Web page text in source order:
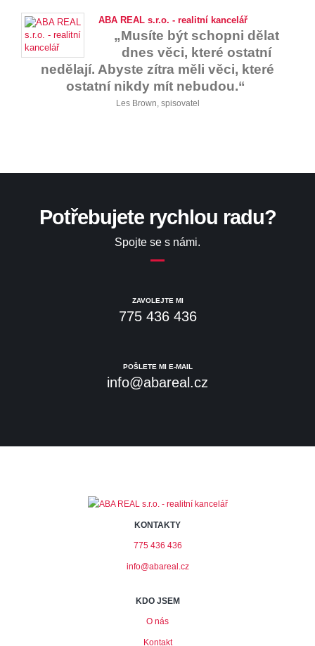
ABA REAL s.r.o. - realitní kancelář
„Musíte být schopni dělat
dnes věci, které ostatní
nedělají. Abyste zítra měli věci, které
ostatní nikdy mít nebudou.“
Les Brown, spisovatel
Potřebujete rychlou radu?
Spojte se s námi.
ZAVOLEJTE MI
775 436 436
POŠLETE MI E-MAIL
info@abareal.cz
KONTAKTY
775 436 436
info@abareal.cz
KDO JSEM
O nás
Kontakt